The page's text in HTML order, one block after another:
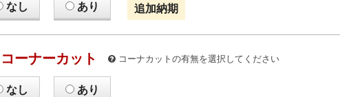
なし あり 追加納期
コーナーカット コーナカットの有無を選択してください
なし あり